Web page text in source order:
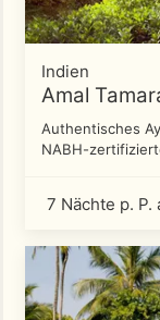
Indien
Amal
Authentisches
NABH-
7 Nächte p. P.